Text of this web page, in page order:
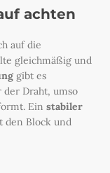
achten
auf die
gleichmäßig und
gibt es
Draht, umso
Ein stabiler
den Block und